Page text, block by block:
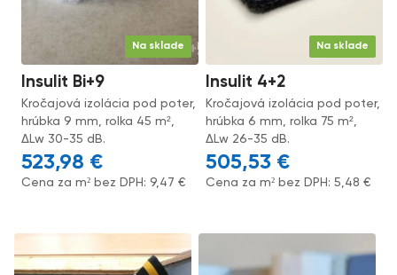
Na sklade
Insulit Bi+9
Kročajová izolácia pod poter,
hrúbka 9 mm, rolka 45 m²,
ΔLw 30-35 dB.
523,98 €
Cena za m² bez DPH:9,47€
Na sklade
Insulit 4+2
Kročajová izolácia pod poter,
hrúbka 6 mm, rolka 75 m²,
ΔLw 26-35 dB.
505,53 €
Cena za m² bez DPH:5,48€